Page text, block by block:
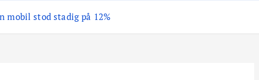
mobil stod stadig på 12%